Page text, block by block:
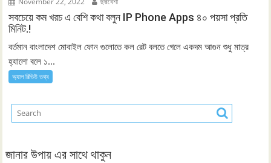
সবচেয়ে কম খরচ এ বেশি কথা বলুন IP Phone Apps ৪০ পয়সা প্রতি
মিনিট.!
বর্তমান বাংলাদেশ মোবাইল ফোন গুলোতে কল রেট বলতে গেলে একদম আগুন শুধু মাত্র
হ্যালো বলে ১...
অ্যাপ রিভিউ তথ্য
জানার উপায় এর সাথে থাকুন